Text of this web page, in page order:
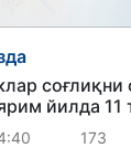
йилда 11
173